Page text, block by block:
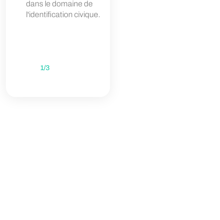
dans le domaine de
l'identification civique.
1/3